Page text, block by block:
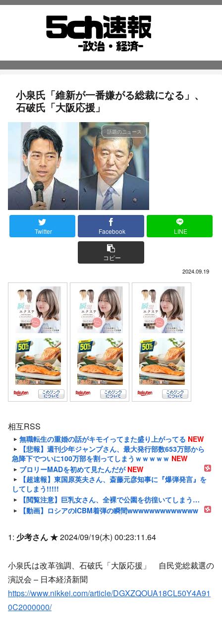
小泉氏「維新が一番嫌がる総裁になる」、
石破氏「大阪応援」
話題のニュース
Twitter Facebook LINE
コピー
2024.09.19
相互RSS
無職転生の重婚の話がキモイってまた盛り上がってる NEW
【悲報】週刊少年ジャンプさん、最大発行部数653万部から
急降下でついに100万部を割ってしまうｗｗｗｗｗ NEW
ブロリーMADを初めて見たんだが NEW
【超速報】東国原英夫さん、斎藤元彦知事に『爆弾発言』を
してしまう!!!!!
【閲覧注意】巨乳女さん、全裸で公園を彷徨いてしまう…
【動画】ロシアのICBM着弾の瞬間wwwwwwwwwwwww
1: 少考さん ★2024/09/19(木) 00:23:11.64
小泉氏は改革強調、石破氏「大阪応援」 自民党総裁選の
演説会 – 日本経済新聞
https://www.nikkei.com/article/DGXZQOUA18CL50Y4A91
0C2000000/